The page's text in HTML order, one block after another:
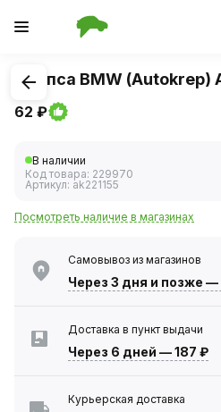
1/1
Клипса BMW (Autokrep)
62 ₽
В наличии
Код товара: 229970
Артикул: ak221155
Посмотреть наличие в магазинах
Самовывоз из магазинов
Через 3 дня и позже —
Доставка в пункт выдачи
Через 6 дней —187 ₽
Курьерская доставка